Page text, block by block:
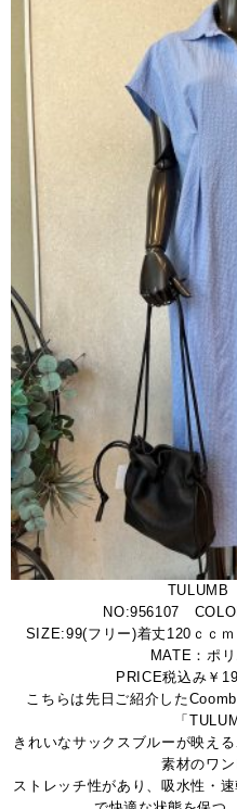
TULUMB
NO:956107
SIZE:99(フリー)着丈120ｃｃ
MATE：ポ
PRICE税込み￥
こちらは先日ご紹介した
「
きれいなサックスブルーが映え
素材のワ
ストレッチ性があり、吸水性・